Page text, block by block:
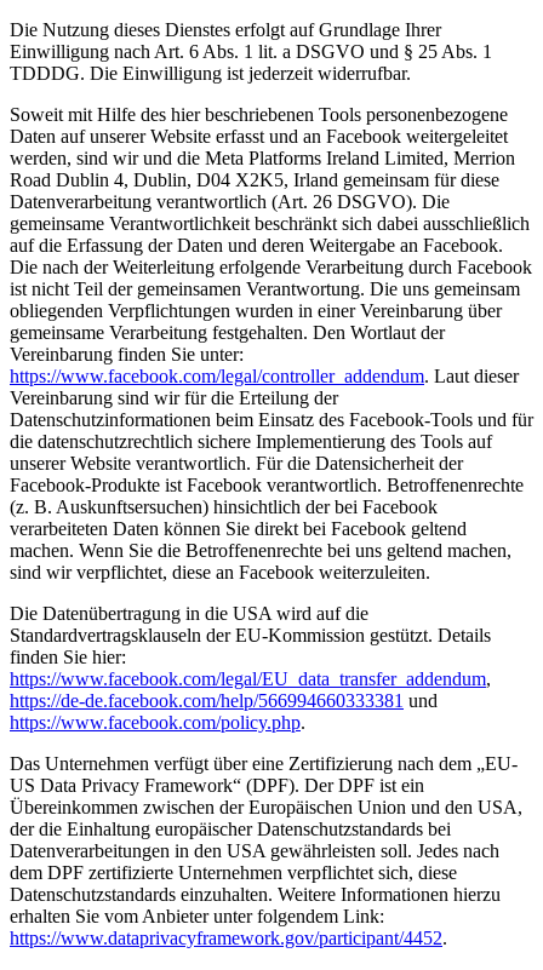
Die Nutzung dieses Dienstes erfolgt auf Grundlage Ihrer
Einwilligung nach Art. 6 Abs. 1 lit. a DSGVO und § 25 Abs. 1
TDDDG. Die Einwilligung ist jederzeit widerrufbar.
Soweit mit Hilfe des hier beschriebenen Tools personenbezogene
Daten auf unserer Website erfasst und an Facebook weitergeleitet
werden, sind wir und die Meta Platforms Ireland Limited, Merrion
Road Dublin 4, Dublin, D04 X2K5, Irland gemeinsam für diese
Datenverarbeitung verantwortlich (Art. 26 DSGVO). Die
gemeinsame Verantwortlichkeit beschränkt sich dabei ausschließlich
auf die Erfassung der Daten und deren Weitergabe an Facebook.
Die nach der Weiterleitung erfolgende Verarbeitung durch Facebook
ist nicht Teil der gemeinsamen Verantwortung. Die uns gemeinsam
obliegenden Verpflichtungen wurden in einer Vereinbarung über
gemeinsame Verarbeitung festgehalten. Den Wortlaut der
Vereinbarung finden Sie unter:
https://www.facebook.com/legal/controller_addendum. Laut dieser
Vereinbarung sind wir für die Erteilung der
Datenschutzinformationen beim Einsatz des Facebook-Tools und für
die datenschutzrechtlich sichere Implementierung des Tools auf
unserer Website verantwortlich. Für die Datensicherheit der
Facebook-Produkte ist Facebook verantwortlich. Betroffenenrechte
(z. B. Auskunftsersuchen) hinsichtlich der bei Facebook
verarbeiteten Daten können Sie direkt bei Facebook geltend
machen. Wenn Sie die Betroffenenrechte bei uns geltend machen,
sind wir verpflichtet, diese an Facebook weiterzuleiten.
Die Datenübertragung in die USA wird auf die
Standardvertragsklauseln der EU-Kommission gestützt. Details
finden Sie hier:
https://www.facebook.com/legal/EU_data_transfer_addendum,
https://de-de.facebook.com/help/566994660333381 und
https://www.facebook.com/policy.php.
Das Unternehmen verfügt über eine Zertifizierung nach dem „EU-
US Data Privacy Framework“ (DPF). Der DPF ist ein
Übereinkommen zwischen der Europäischen Union und den USA,
der die Einhaltung europäischer Datenschutzstandards bei
Datenverarbeitungen in den USA gewährleisten soll. Jedes nach
dem DPF zertifizierte Unternehmen verpflichtet sich, diese
Datenschutzstandards einzuhalten. Weitere Informationen hierzu
erhalten Sie vom Anbieter unter folgendem Link:
https://www.dataprivacyframework.gov/participant/4452.